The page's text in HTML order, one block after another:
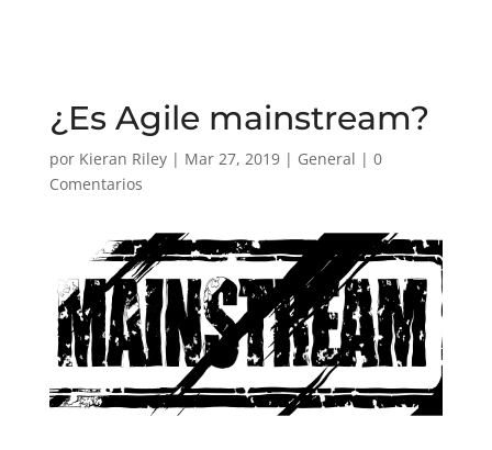
¿Es Agile mainstream?
por Kieran Riley| Mar 27, 2019| General | 0
Comentarios